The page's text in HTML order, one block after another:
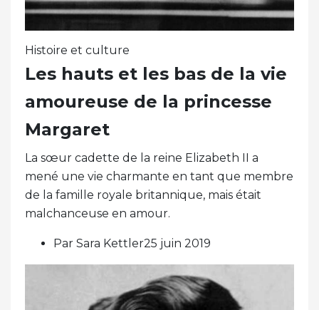
Histoire et culture
Les hauts et les bas de la vie
amoureuse de la princesse
Margaret
La sœur cadette de la reine Elizabeth II a
mené une vie charmante en tant que membre
de la famille royale britannique, mais était
malchanceuse en amour.
Par Sara Kettler25 juin 2019